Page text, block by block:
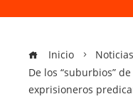
Inicio
De los “suburbios”
exprisioneros